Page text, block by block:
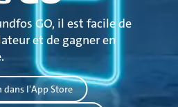
GO, il est facile de
et de gagner en
dans l'App Store